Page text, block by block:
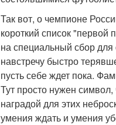
Так вот, о чемпионе
короткий список
на специальный сбор для
навстречу быстро
пусть себе ждет пока.
Тут просто нужен
наградой для этих
умения ждать и умения